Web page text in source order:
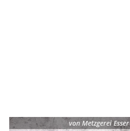
vonMetzgerei Esser